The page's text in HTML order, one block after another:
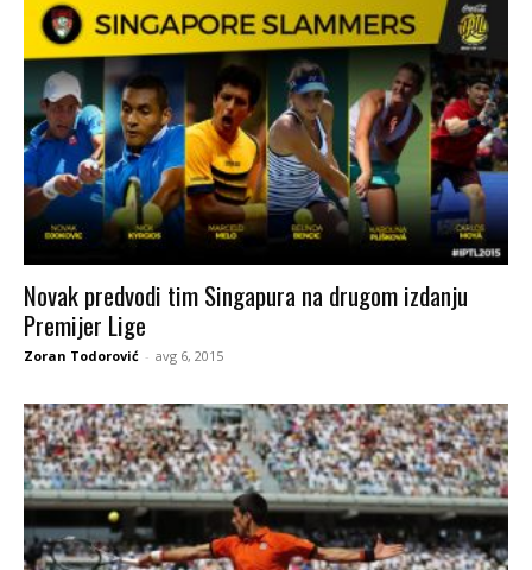
Novak predvodi tim Singapura na drugom izdanju
Premijer Lige
Zoran Todorović - avg 6, 2015